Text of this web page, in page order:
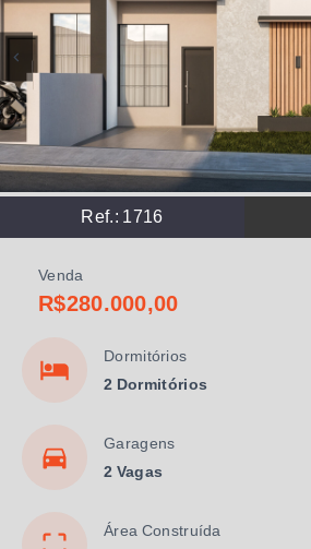
Ref.: 1716
Venda
R$280.000,00
Dormitórios
2 Dormitórios
Garagens
2 Vagas
Área Construída